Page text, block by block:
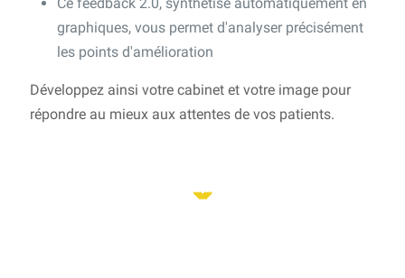
graphiques, vous permet d'analyser précisément
les points d'amélioration
Développez ainsi votre cabinet et votre image pour
répondre au mieux aux attentes de vos patients.